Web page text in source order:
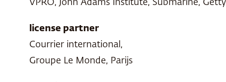
VPRO, John Adams Institute, Submarine,
license partner
Courrier international,
Groupe Le Monde, Parijs